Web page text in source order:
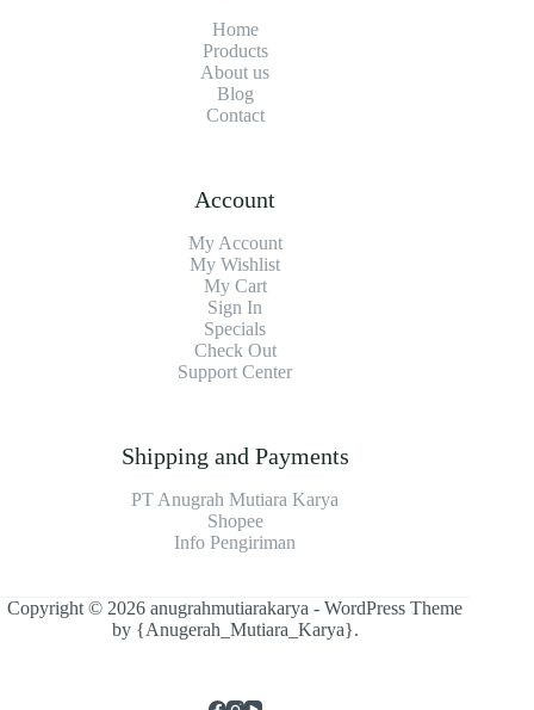
Home
Products
About us
Blog
Contact
Account
My Account
My Wishlist
My Cart
Sign In
Specials
Check Out
Support Center
Shipping and Payments
PT Anugrah Mutiara Karya
Shopee
Info Pengiriman
Copyright © 2026 anugrahmutiarakarya - WordPress Theme
by {Anugerah_Mutiara_Karya}.